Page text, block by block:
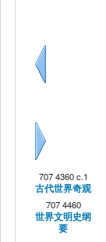
707 4360 c.1
古代世界奇观
707 4460
世界文明史纲
要